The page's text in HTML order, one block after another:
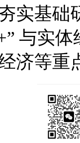
实基础
与实
济等重